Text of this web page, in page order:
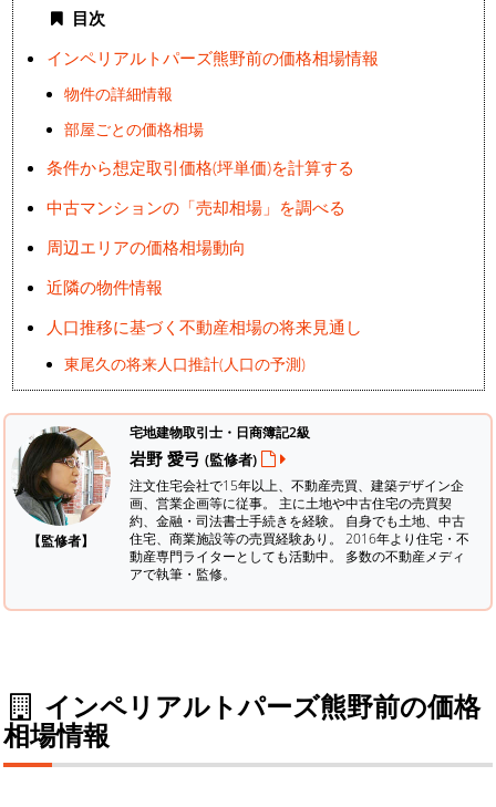
目次
インペリアルトパーズ熊野前の価格相場情報
物件の詳細情報
部屋ごとの価格相場
条件から想定取引価格(坪単価)を計算する
中古マンションの「売却相場」を調べる
周辺エリアの価格相場動向
近隣の物件情報
人口推移に基づく不動産相場の将来見通し
東尾久の将来人口推計(人口の予測)
【監修者】
宅地建物取引士・日商簿記2級
岩野 愛弓 (監修者)
注文住宅会社で15年以上、不動産売買、建築デザイン企
画、営業企画等に従事。 主に土地や中古住宅の売買契
約、金融・司法書士手続きを経験。 自身でも土地、中古
住宅、商業施設等の売買経験あり。 2016年より住宅・不
動産専門ライターとしても活動中。 多数の不動産メディ
アで執筆・監修。
インペリアルトパーズ熊野前の価格
相場情報